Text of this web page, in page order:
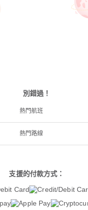
別錯過！
熱門航班
熱門路線
支援的付款方式：